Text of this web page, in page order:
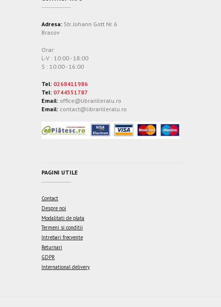
Adresa: Str. Johann Gott Nr. 6
Brasov
Orar:
L-V : 10:00 - 18:00
S : 10:00 - 16:00
Tel: 0268411986
Tel: 0744551787
Email: office@librariileralu.ro
Email: contact@librariileralu.ro
PAGINI UTILE
Contact
Despre noi
Modalitati de plata
Termeni si conditii
Intrebari frecvente
Returnari
GDPR
International delivery